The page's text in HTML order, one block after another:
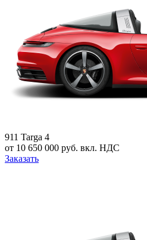
911 Targa 4
от 10 650 000 руб. вкл. НДС
Заказать